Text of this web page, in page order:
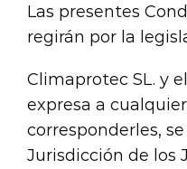
Las presentes
regirán por la
Climaprotec SL. y
expresa a
corresponderles,
Jurisdicción de los